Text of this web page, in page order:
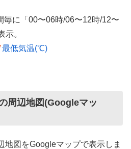
毎に「00〜06時/06〜12時/12〜
示。
最低気温(℃)
周辺地図(Googleマッ
地図をGoogleマップで表示しま